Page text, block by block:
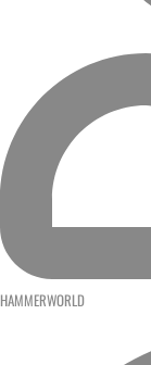
HAMMERWORLD